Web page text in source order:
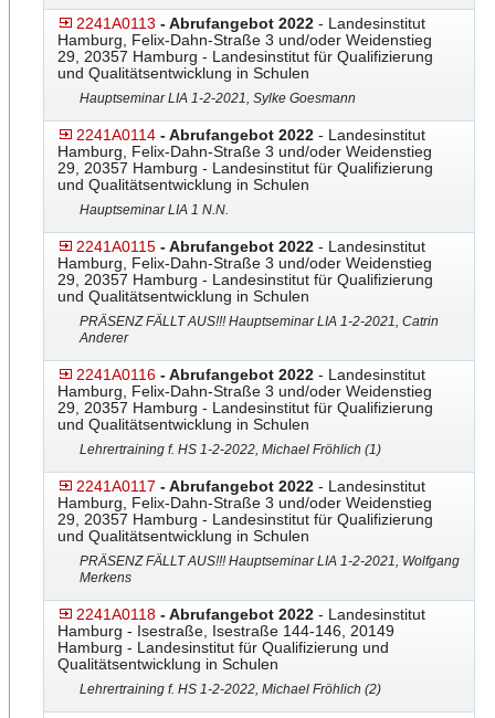
2241A0113 - Abrufangebot 2022 - Landesinstitut
Hamburg, Felix-Dahn-Straße 3 und/oder Weidenstieg
29, 20357 Hamburg - Landesinstitut für Qualifizierung
und Qualitätsentwicklung in Schulen
Hauptseminar LIA 1-2-2021, Sylke Goesmann
2241A0114 - Abrufangebot 2022 - Landesinstitut
Hamburg, Felix-Dahn-Straße 3 und/oder Weidenstieg
29, 20357 Hamburg - Landesinstitut für Qualifizierung
und Qualitätsentwicklung in Schulen
Hauptseminar LIA 1 N.N.
2241A0115 - Abrufangebot 2022 - Landesinstitut
Hamburg, Felix-Dahn-Straße 3 und/oder Weidenstieg
29, 20357 Hamburg - Landesinstitut für Qualifizierung
und Qualitätsentwicklung in Schulen
PRÄSENZ FÄLLT AUS!!! Hauptseminar LIA 1-2-2021, Catrin
Anderer
2241A0116 - Abrufangebot 2022 - Landesinstitut
Hamburg, Felix-Dahn-Straße 3 und/oder Weidenstieg
29, 20357 Hamburg - Landesinstitut für Qualifizierung
und Qualitätsentwicklung in Schulen
Lehrertraining f. HS 1-2-2022, Michael Fröhlich (1)
2241A0117 - Abrufangebot 2022 - Landesinstitut
Hamburg, Felix-Dahn-Straße 3 und/oder Weidenstieg
29, 20357 Hamburg - Landesinstitut für Qualifizierung
und Qualitätsentwicklung in Schulen
PRÄSENZ FÄLLT AUS!!! Hauptseminar LIA 1-2-2021, Wolfgang
Merkens
2241A0118 - Abrufangebot 2022 - Landesinstitut
Hamburg - Isestraße, Isestraße 144-146, 20149
Hamburg - Landesinstitut für Qualifizierung und
Qualitätsentwicklung in Schulen
Lehrertraining f. HS 1-2-2022, Michael Fröhlich (2)